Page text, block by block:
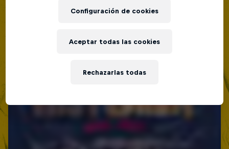
Configuración de cookies
Rechazarlas todas
Aceptar todas las cookies